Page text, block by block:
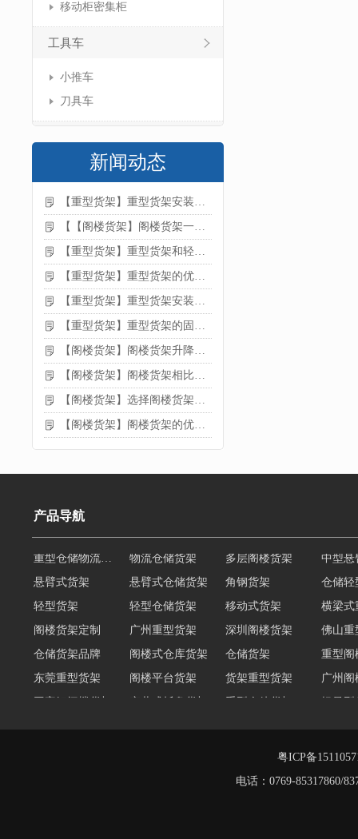
移动柜密集柜
工具车
小推车
刀具车
新闻动态
【重型货架】重型货架安装注意事项
【【阁楼货架】阁楼货架一般有哪些用途
【重型货架】重型货架和轻型货架的区别是什么
【重型货架】重型货架的优缺点
【重型货架】重型货架安装需要注意什么？
【重型货架】重型货架的固定方法
【阁楼货架】阁楼货架升降机需要注意哪些
【阁楼货架】阁楼货架相比传统货架的优势是什么
【阁楼货架】选择阁楼货架的好处？
【阁楼货架】阁楼货架的优点是什么
产品导航
悬臂式货架 悬臂式仓储货架 角钢货架
仓储
轻型货架
轻型仓储货架 移动式货架
横梁
阁楼货架定制
广州重型货架 深圳阁楼货架
佛山
仓储货架品牌
阁楼式仓库货架 仓储货架
重型
东莞重型货架
阁楼平台货架 货架重型货架
广州阁
工字钢阁楼货架
窄巷式托盘货架 重型仓储货架
轻量型
多层阁楼货架
中型悬臂货架
粤ICP备
电话：0769-85317860/